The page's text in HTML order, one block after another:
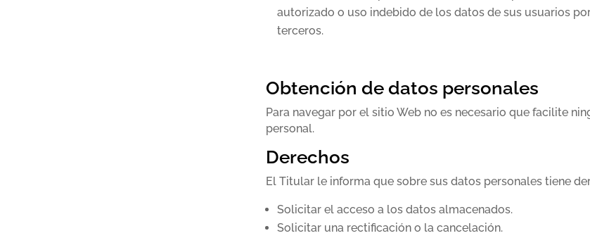
autorizado o uso indebido de los datos de sus usuarios
terceros.
Obtención de datos personales
Para navegar por el sitio Web no es necesario que facilite
personal.
Derechos
El Titular le informa que sobre sus datos personales tiene
Solicitar el acceso a los datos almacenados.
Solicitar una rectificación o la cancelación.